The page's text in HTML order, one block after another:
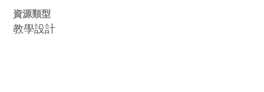
資源類型
教學設計